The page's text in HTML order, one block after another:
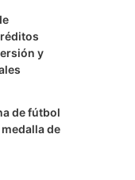
y
de fútbol
de